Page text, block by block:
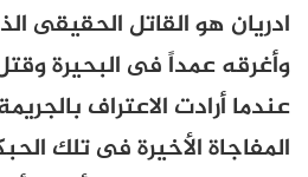
ادريان هو القاتل الحقيقى
وأغرقه عمداً فى البحيرة
عندما أرادت الاعتراف
المفاجاة الأخيرة فى تلك